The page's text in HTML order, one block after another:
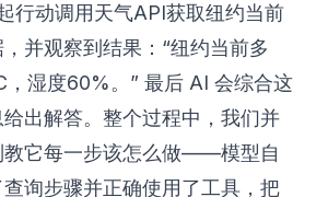
行动调用天气API获取纽约当前
并观察到结果：“纽约当前多
，湿度60%。” 最后 AI 会综合这
出解答。整个过程中，我们并
教它每一步该怎么做——模型自
询步骤并正确使用了工具，把